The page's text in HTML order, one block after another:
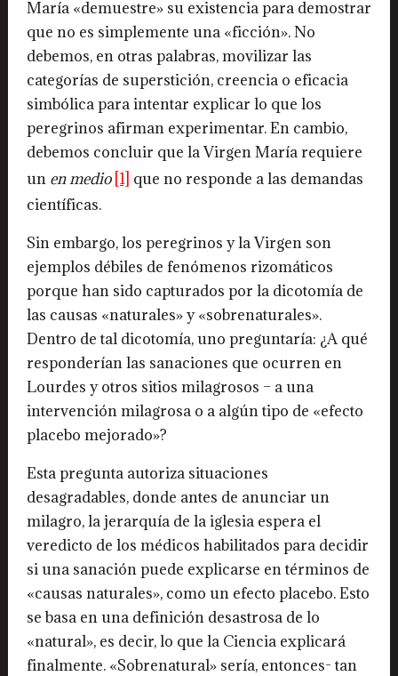
María «demuestre» su existencia para demostrar
que no es simplemente una «ficción». No
debemos, en otras palabras, movilizar las
categorías de superstición, creencia o eficacia
simbólica para intentar explicar lo que los
peregrinos afirman experimentar. En cambio,
debemos concluir que la Virgen María requiere
unen medio [1] que no responde a las demandas
científicas.
Sin embargo, los peregrinos y la Virgen son
ejemplos débiles de fenómenos rizomáticos
porque han sido capturados por la dicotomía de
las causas «naturales» y «sobrenaturales».
Dentro de tal dicotomía, uno preguntaría: ¿A qué
responderían las sanaciones que ocurren en
Lourdes y otros sitios milagrosos – a una
intervención milagrosa o a algún tipo de «efecto
placebo mejorado»?
Esta pregunta autoriza situaciones
desagradables, donde antes de anunciar un
milagro, la jerarquía de la iglesia espera el
veredicto de los médicos habilitados para decidir
si una sanación puede explicarse en términos de
«causas naturales», como un efecto placebo. Esto
se basa en una definición desastrosa de lo
«natural», es decir, lo que la Ciencia explicará
finalmente. «Sobrenatural» sería, entonces- tan